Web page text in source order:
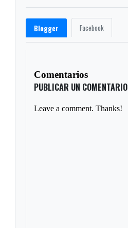
Blogger Facebook
Comentarios
PUBLICAR UN COMENTARIO
Leave a comment. Thanks!